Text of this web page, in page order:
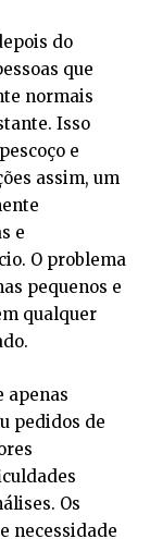
do
que
normais
Isso
e
assim, um
e
O problema
pequenos e
qualquer
apenas
pedidos de
Os
necessidade